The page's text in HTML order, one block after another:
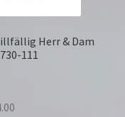
Herr & Dam
111